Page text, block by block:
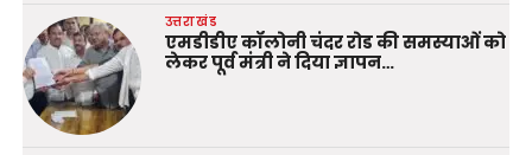
उत्तराखंड
एमडीडीए कॉलोनी चंदर रोड की समस्याओं को
लेकर पूर्व मंत्री ने दिया ज्ञापन…